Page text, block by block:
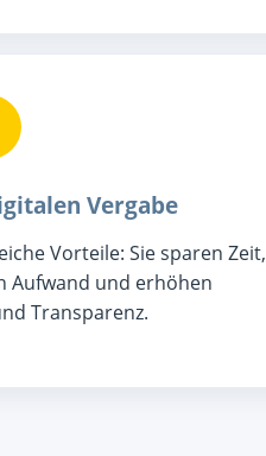
Vergabe
Vorteile: Sie sparen Zeit,
Aufwand und erhöhen
Transparenz.